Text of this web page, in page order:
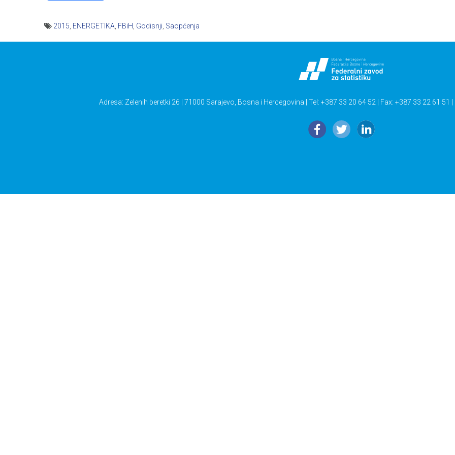
2015 ENERGETIKA FBiH Godisnji Saopćenja
Adresa: Zelenih beretki 26 | 71000 Sarajevo, Bosna i Hercegovina | Tel: +387 33 20 64 52 | Fax: +387 33 22 61 51 |